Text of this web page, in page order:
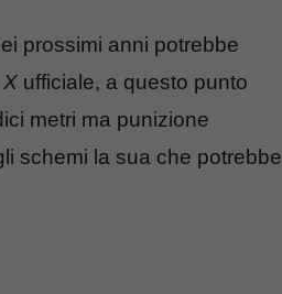
prossimi anni potrebbe
X ufficiale, a questo punto
metri ma punizione
schemi la sua che potrebbe